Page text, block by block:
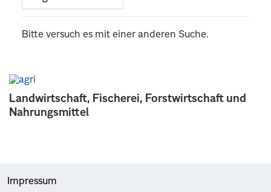
Landwirtschaft, Fischerei, Forstwirtschaft und
Nahrungsmittel
Bitte versuch es mit einer anderen Suche.
Impressum